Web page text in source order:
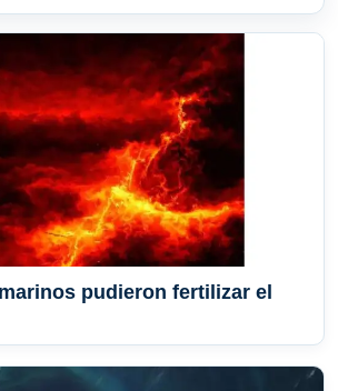
pudieron fertilizar el